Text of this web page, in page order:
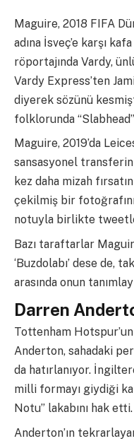
Maguire, 2018 FIFA
adına İsveç’e karşı
röportajında Vardy,
Vardy Express’ten
diyerek sözünü
folklorunda
Maguire, 2019’da
sansasyonel
kez daha mizah
çekilmiş bir
notuyla birlikte
Bazı taraftarlar
‘Buzdolabı’ dese de,
arasında onun
Darren
Tottenham
Anderton, sahadaki
da hatırlanıyor.
milli formayı giydiği
Notu” lakabını hak etti.
Anderton’ın